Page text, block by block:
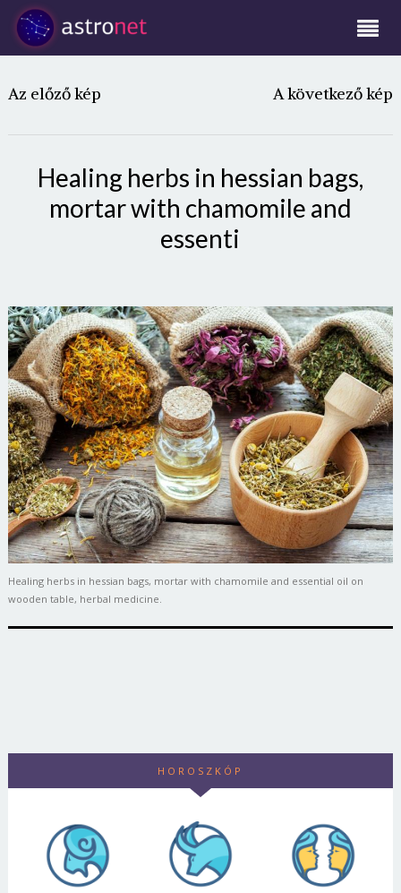
Az előző kép A következő kép
Healing herbs in hessian bags,
mortar with chamomile and
essenti
Healing herbs in hessian bags, mortar with chamomile and essential oil on
wooden table, herbal medicine.
HOROSZKÓP